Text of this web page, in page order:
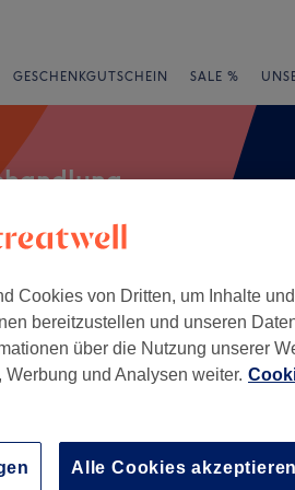
GESCHENKGUTSCHEIN SALE %
Bewertung
−
Cookies von Dritten, um Inhalte
bereitzustellen und unseren
über die Nutzung unserer
und Analysen weiter.
Alle Cookies